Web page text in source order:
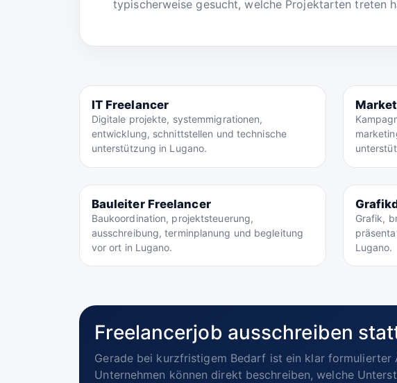
typischerweise gesucht, welche Projektarten treten
IT Freelancer
Digitale projekte, systemmigrationen,
entwicklung, schnittstellen und technische
unterstützung in Lugano.
Bauleiter Freelancer
Baukoordination, projektsteuerung,
ausschreibung, terminplanung und begleitung
vor ort in Lugano.
Grafik,
Lugano.
Freelancerjob ausschreiben
Gerade bei kurzfristigem Bedarf ist ein klar formulierter
Unternehmen können direkt beschreiben, welche